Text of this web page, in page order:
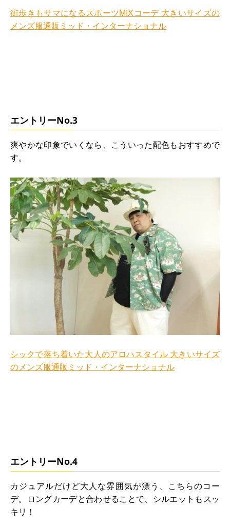
街歩きもサマになるスポーツMIXコーデ 大きいサイズの
メンズ服通販ミッド・インターナショナル
エントリーNo.3
爽やかな印象でいくなら、こういった配色もおすすめで
す。
シックで落ち着いた大人のアロハスタイル 大きいサイズ
のメンズ服通販ミッド・インターナショナル
エントリーNo.4
カジュアルだけど大人な雰囲気が漂う、こちらのコー
デ。ロングカーデと合わせることで、シルエットもスッ
キリ！